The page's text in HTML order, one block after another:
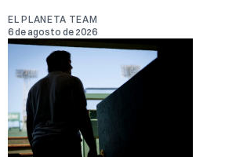
EL PLANETA TEAM
6 de agosto de 2026